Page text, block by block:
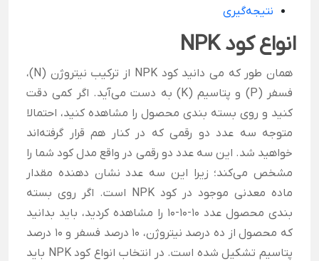
نتیجه‌گیری
انواع کود NPK
همان طور که می دانید کود NPK از ترکیب نیتروژن (N)،
فسفر (P) و پتاسیم (K) به دست می‌آید. اگر کمی دقت
کنید و روی بسته بندی محصول را مشاهده کنید، احتمالا
متوجه سه عدد دو رقمی که در کنار هم قرار گرفته‌اند
خواهید شد. این سه عدد دو رقمی در واقع مدل کود شما را
مشخص می‌کند؛ زیرا این سه عدد نشان دهنده مقدار
ماده معدنی موجود در کود NPK است. اگر روی بسته
بندی محصول عدد 10-10-10 را مشاهده کردید، باید بدانید
که محصول از ده درصد نیتروژن، 10 درصد فسفر و 10 درصد
پتاسیم تشکیل شده است.
در انتخاب انواع کود NPK باید